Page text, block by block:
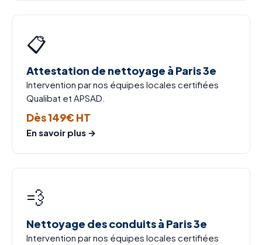
📋
Attestation de nettoyage à Paris 3e
Intervention par nos équipes locales certifiées
Qualibat et APSAD.
Dès 149€ HT
En savoir plus →
💨
Nettoyage des conduits à Paris 3e
Intervention par nos équipes locales certifiées